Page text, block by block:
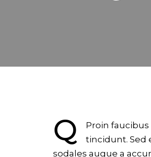
Q
Proin
tincidunt. Sed
sodales augue a